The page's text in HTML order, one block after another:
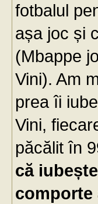
fotbalul
așa joc și
(Mbappe
Vini). Am
prea îi
Vini,
păcălit în
că
comporte